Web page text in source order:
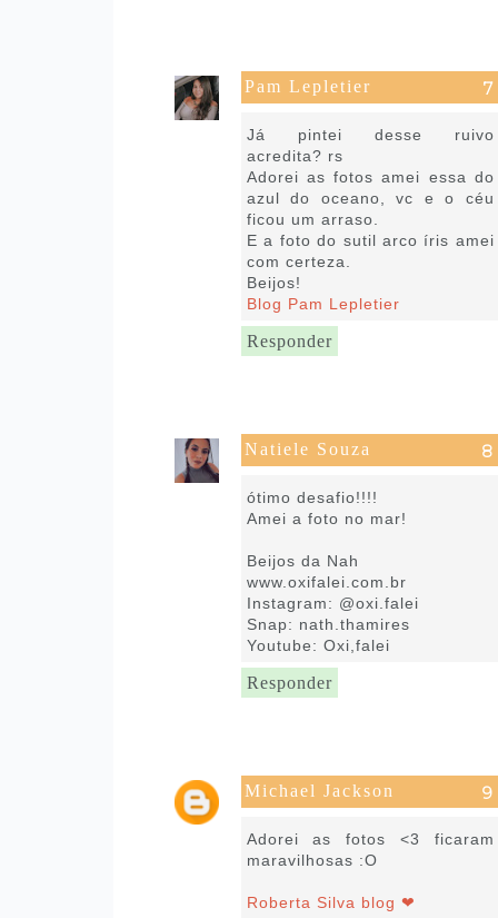
Pam Lepletier
Já pintei desse ruivo
acredita? rs
Adorei as fotos amei essa do
azul do oceano, vc e o céu
ficou um arraso.
E a foto do sutil arco íris amei
com certeza.
Beijos!
Blog Pam Lepletier
Responder
Natiele Souza
ótimo desafio!!!!
Amei a foto no mar!
Beijos da Nah
www.oxifalei.com.br
Instagram: @oxi.falei
Snap: nath.thamires
Youtube: Oxi,falei
Responder
Michael Jackson
Adorei as fotos <3 ficaram
maravilhosas :O
Roberta Silva blog ❤